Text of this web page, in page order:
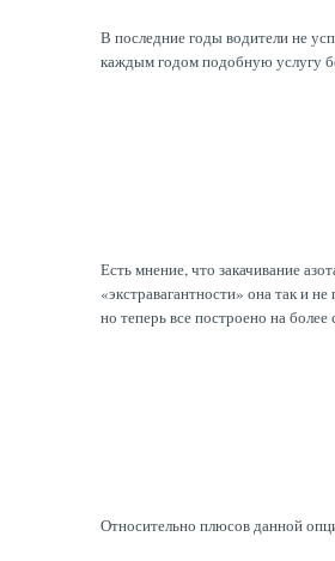
В последние годы водители не
каждым годом подобную услугу
Есть мнение, что закачивание
«экстравагантности» она так и
но теперь все построено на
Относительно плюсов данной